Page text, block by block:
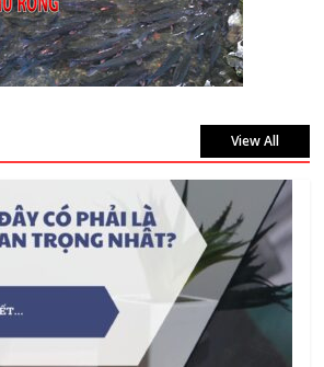
Mách bạn 7 địa chỉ sửa cửa nhôm kính
Tân Phú Tphcm tận nơi giá rẻ, uy tín
nhất hiện nay
August 5, 2026
View All